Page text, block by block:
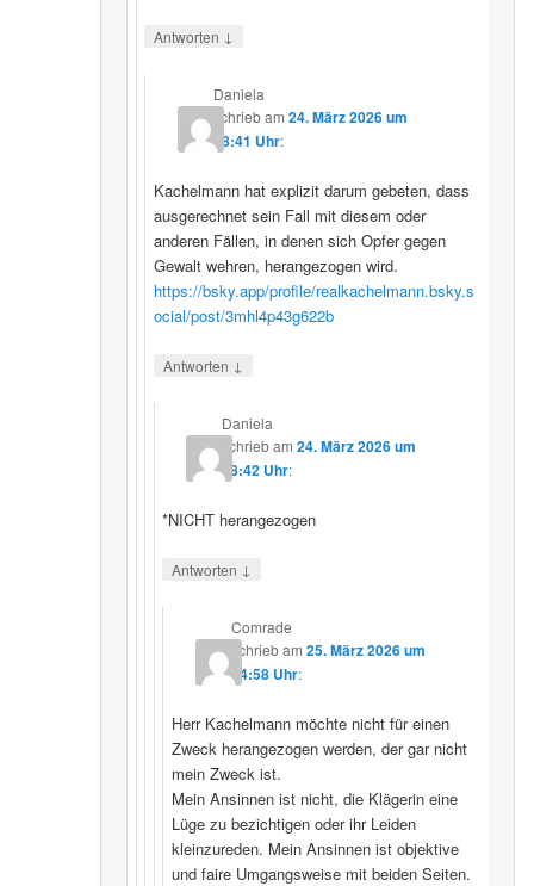
Antworten ↓
Daniela
schriebam 24. März 2026 um
08:41 Uhr:
Kachelmann hat explizit darum gebeten, dass
ausgerechnet sein Fall mit diesem oder
anderen Fällen, in denen sich Opfer gegen
Gewalt wehren, herangezogen wird.
https://bsky.app/profile/realkachelmann.bsky.s
ocial/post/3mhl4p43g622b
Antworten ↓
Daniela
schriebam24. März 2026 um
08:42 Uhr:
*NICHT herangezogen
Antworten ↓
Comrade
schriebam 25. März 2026 um
14:58 Uhr:
Herr Kachelmann möchte nicht für einen
Zweck herangezogen werden, der gar nicht
mein Zweck ist.
Mein Ansinnen ist nicht, die Klägerin eine
Lüge zu bezichtigen oder ihr Leiden
kleinzureden. Mein Ansinnen ist objektive
und faire Umgangsweise mit beiden Seiten.